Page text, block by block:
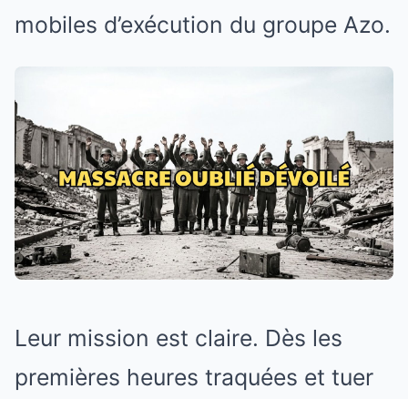
mobiles d’exécution du groupe Azo.
Leur mission est claire. Dès les
premières heures traquées et tuer